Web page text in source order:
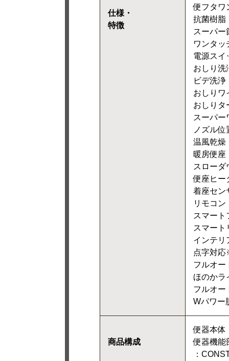
仕様・
特徴
便フタワ
抗菌樹脂
スーパー
ワンタッ
電源スイ
おしり洗
ビデ洗浄
おしりワ
おしりタ
スーパー
ノズル位
温風乾燥
暖房便座
スローダ
便座ヒー
着座セン
リモコ
スマート
スマート
インテリ
点字対
フルオー
ほのか
フルオー
Wパワー
商品構成
便器本体
便器機能
：